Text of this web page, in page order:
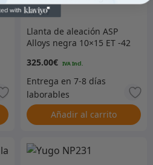
Llanta de aleación ASP
Alloys negra 10×15 ET -42
325.00€
Añadir al carrito